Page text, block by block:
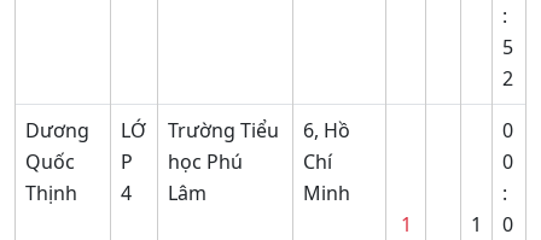
:
5
2
Dương
Quốc
Thịnh
LỚ
P
4
Trường Tiểu
học Phú
Lâm
6, Hồ
Chí
Minh
1
1
0
0
:
0